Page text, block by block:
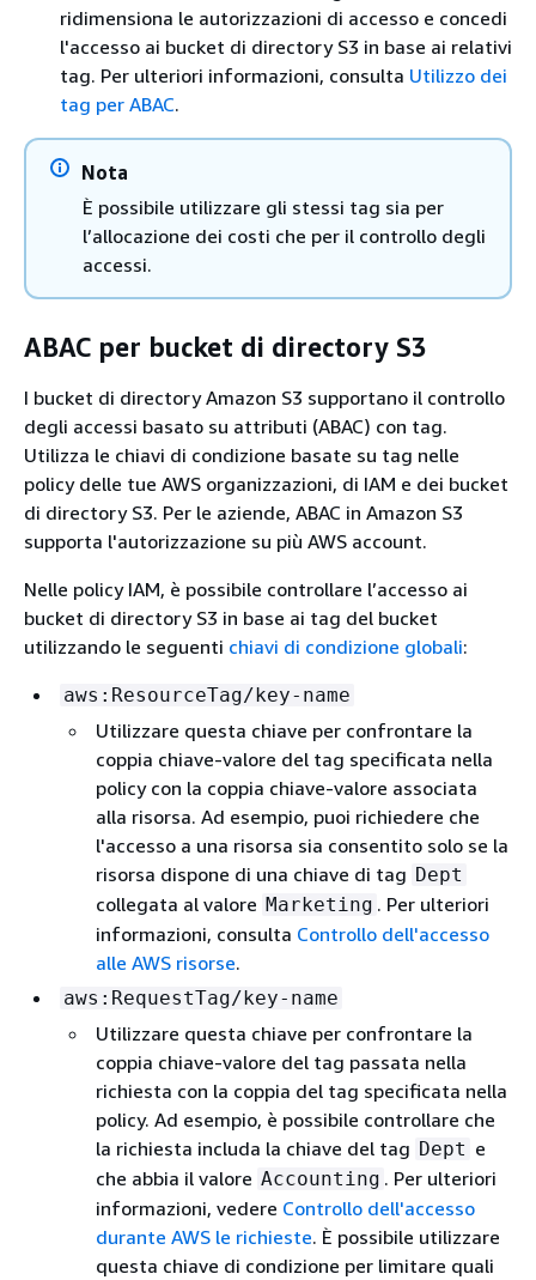
ridimensiona le autorizzazioni di accesso e concedi
l'accesso ai bucket di directory S3 in base ai relativi
tag. Per ulteriori informazioni, consulta Utilizzo dei
tag per ABAC.
Nota
È possibile utilizzare gli stessi tag sia per
l’allocazione dei costi che per il controllo degli
accessi.
ABAC per bucket di directory S3
I bucket di directory Amazon S3 supportano il controllo
degli accessi basato su attributi (ABAC) con tag.
Utilizza le chiavi di condizione basate su tag nelle
policy delle tue AWS organizzazioni, di IAM e dei bucket
di directory S3. Per le aziende, ABAC in Amazon S3
supporta l'autorizzazione su più AWS account.
Nelle policy IAM, è possibile controllare l’accesso ai
bucket di directory S3 in base ai tag del bucket
utilizzando le seguenti chiavi di condizione globali:
aws:ResourceTag/key-name
Utilizzare questa chiave per confrontare la
coppia chiave-valore del tag specificata nella
policy con la coppia chiave-valore associata
alla risorsa. Ad esempio, puoi richiedere che
l'accesso a una risorsa sia consentito solo se la
risorsa dispone di una chiave di tag Dept
collegata al valore Marketing . Per ulteriori
informazioni, consulta Controllo dell'accesso
alle AWS risorse.
aws:RequestTag/key-name
Utilizzare questa chiave per confrontare la
coppia chiave-valore del tag passata nella
richiesta con la coppia del tag specificata nella
policy. Ad esempio, è possibile controllare che
la richiesta includa la chiave del tag Dept e
che abbia il valore Accounting . Per ulteriori
informazioni, vedere Controllo dell'accesso
durante AWS le richieste. È possibile utilizzare
questa chiave di condizione per limitare quali